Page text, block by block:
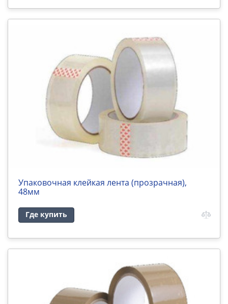
Упаковочная клейкая лента (прозрачная),
48мм
Где купить